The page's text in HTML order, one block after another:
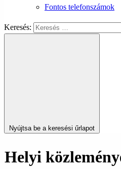
Fontos telefonszámok
Keresés:
Nyújtsa be a keresési űrlapot
Helyi